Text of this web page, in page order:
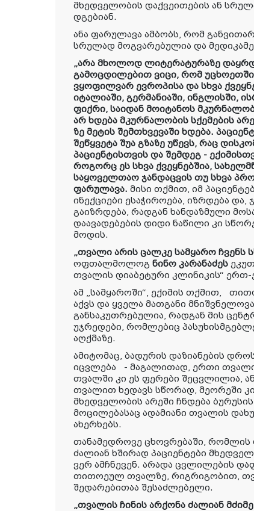
მხედველობის დაქვეითების ან
დგებიან.
ანა ფარულავა ამბობს, რომ
სრულად მოგვარებულია და
„არა მხოლოდ ლიტერატურაზე
გამოცდილებით ვიცი, რომ
ვყოფილვარ ევროპისა და სხვა
იტალიაში, გერმანიაში, ინგლისში,
ფიქრი, საიდან მოიტანოს
არ ხდება მკურნალობის სქემების
ზე მეტის შემთხვევაში ხდება.
შეწყვეტა შუა გზაზე უწევს, რაც
პაციენტისთვის და შემდეგ -
როგორც ეს სხვა ქვეყნებშია,
საყოველთაო ჯანდაცვის თუ სხვა
ფარულავა. მისი თქმით, იმ
ინექციები ესაჭიროება, იზრდება
გაიზრდება, რადგან ხანდაზმული
დაავადებების დიდი ნაწილი კი
მოდის.
„თვალი არის ცალკე სამყარო ჩვენს
ოფთალმოლოგ ნინო კარანაძეს
თვალის დიაბეტური კლინიკის“
ამ „სამყაროში“, ექიმის თქმით,
აქვს და ყველა მათგანი
განსაკუთრებულია, რადგან მის
უჯრედები, რომლებიც
აღქმაზე.
ამიტომაც, ბადურის დაზიანების
იცვლება
- მაგალითად, ერთი
თვალში კი ეს ფერები შეცვლილია,
თვალით ხედავს სწორად, მეორეში
მხედველობის არეში ჩნდება
მოცილებასაც ადამიანი თვალის
ახერხებს.
თანამედროვე ცხოვრებაში, რომლის
ძალიან ხშირად პაციენტები
ვერ ამჩნევენ. არადა ცვლილების
თითოეულ თვალზე, რიგრიგობით,
შედარებითაა შესაძლებელი.
„თვალის ჩინის არქონა ძალიან